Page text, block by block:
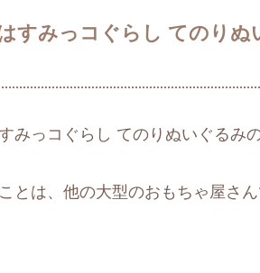
すみっコぐらし てのりぬ
みっコぐらし てのりぬいぐるみ
とは、他の大型のおもちゃ屋さ